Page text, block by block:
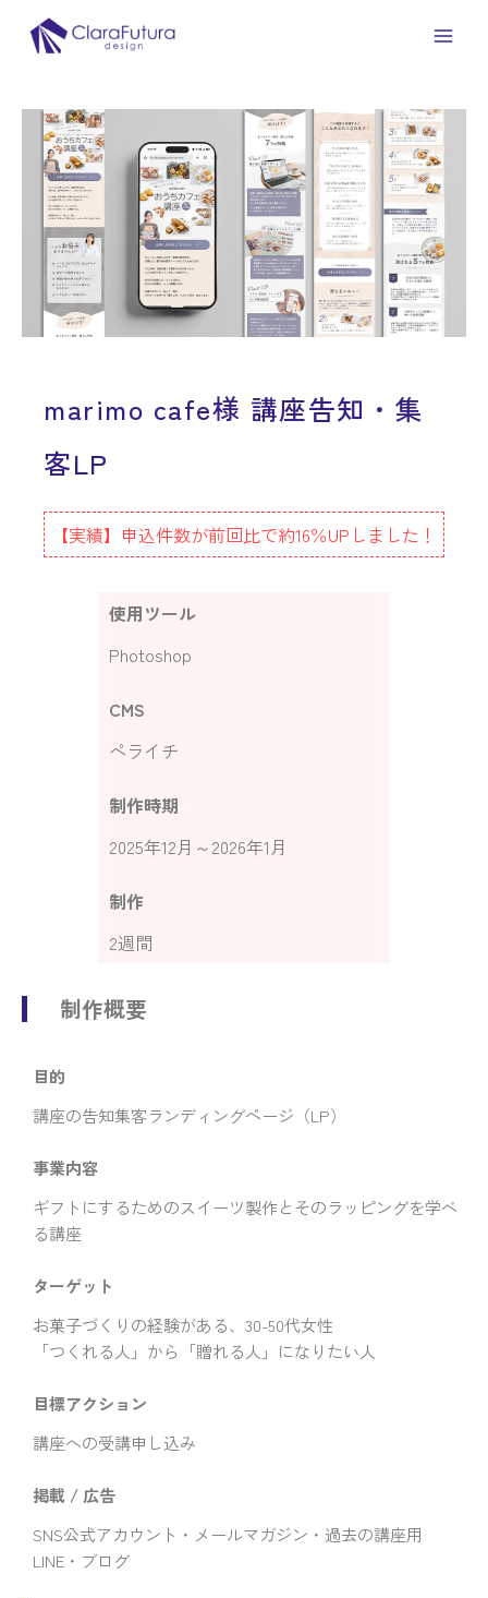
marimo cafe様 講座告知・集
客LP
【実績】申込件数が前回比で約16％UPしました！
使用ツール
Photoshop
CMS
ペライチ
制作時期
2025年12月～2026年1月
制作
2週間
制作概要
目的
講座の告知集客ランディングページ（LP）
事業内容
ギフトにするためのスイーツ製作とそのラッピングを学べ
る講座
ターゲット
お菓子づくりの経験がある、30-50代女性
「つくれる人」から「贈れる人」になりたい人
目標アクション
講座への受講申し込み
掲載 / 広告
SNS公式アカウント・メールマガジン・過去の講座用
LINE・ブログ
稿